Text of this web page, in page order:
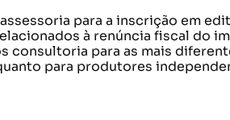
para a inscrição em
à renúncia fiscal do
consultoria para as mais
para produtores